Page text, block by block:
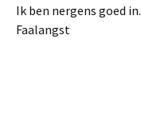
Ik ben nergens goed in.
Faalangst